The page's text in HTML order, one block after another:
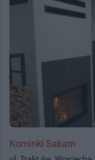
Kominki Sakam